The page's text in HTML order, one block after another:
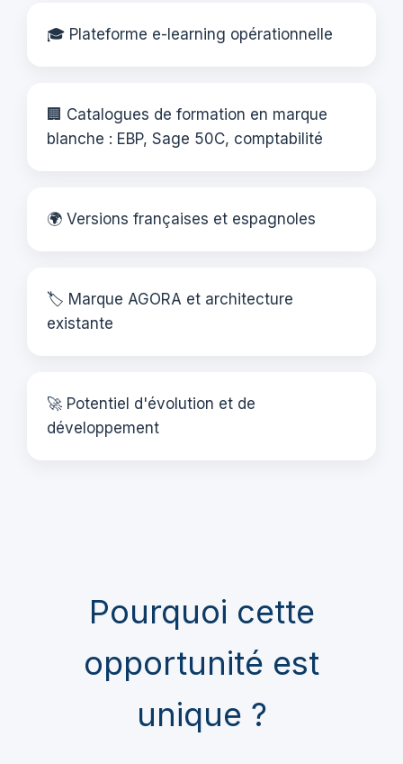
🎓 Plateforme e-learning opérationnelle
🏢 Catalogues de formation en marque
blanche : EBP, Sage 50C, comptabilité
🌍 Versions françaises et espagnoles
🏷️ Marque AGORA et architecture
existante
🚀 Potentiel d'évolution et de
développement
Pourquoi cette
opportunité est
unique ?